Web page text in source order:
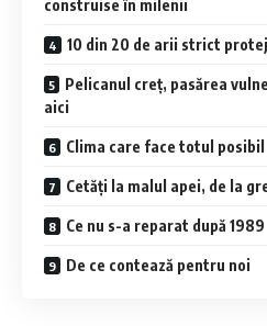
construise în milenii
10 din 20 de arii strict
Pelicanul creț, pasărea
aici
Clima care face totul posibil
Cetăți la malul apei, de la
Ce nu s-a reparat după 1989
De ce contează pentru noi